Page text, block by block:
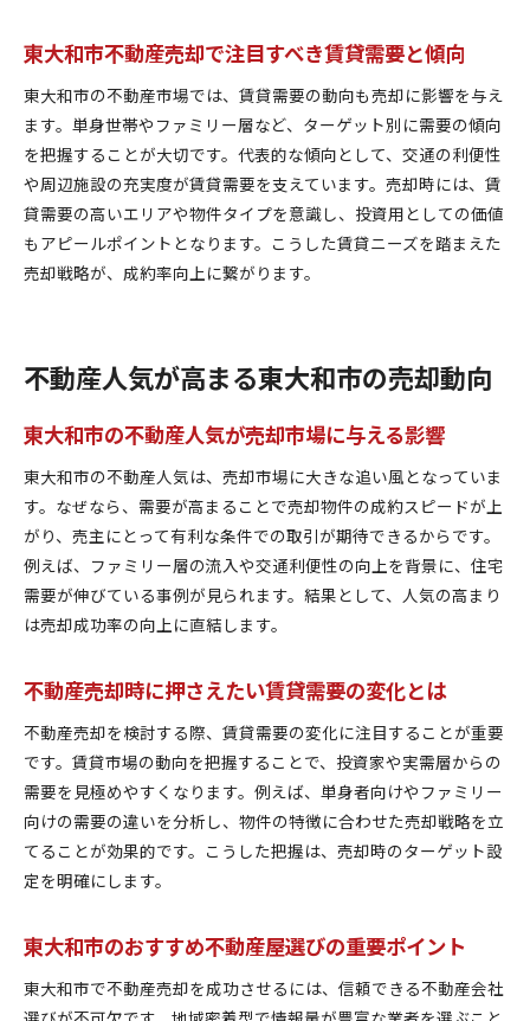
東大和市で注目の不動産屋おすすめ活用術
賃貸需要の変化と不動産売却の成功法則
不動産売却で高評価を得るための準備ポイント
口コミやランキングを活用した売却戦略の立て方
東大和市の不動産売却なら今がチャンスな理由
東大和市不動産売却で注目すべき賃貸需要と傾向
東大和市の不動産市場では、賃貸需要の動向も売却に影響を与え
ます。単身世帯やファミリー層など、ターゲット別に需要の傾向
を把握することが大切です。代表的な傾向として、交通の利便性
や周辺施設の充実度が賃貸需要を支えています。売却時には、賃
貸需要の高いエリアや物件タイプを意識し、投資用としての価値
もアピールポイントとなります。こうした賃貸ニーズを踏まえた
売却戦略が、成約率向上に繋がります。
不動産人気が高まる東大和市の売却動向
東大和市の不動産人気が売却市場に与える影響
東大和市の不動産人気は、売却市場に大きな追い風となっていま
す。なぜなら、需要が高まることで売却物件の成約スピードが上
がり、売主にとって有利な条件での取引が期待できるからです。
例えば、ファミリー層の流入や交通利便性の向上を背景に、住宅
需要が伸びている事例が見られます。結果として、人気の高まり
は売却成功率の向上に直結します。
不動産売却時に押さえたい賃貸需要の変化とは
不動産売却を検討する際、賃貸需要の変化に注目することが重要
です。賃貸市場の動向を把握することで、投資家や実需層からの
需要を見極めやすくなります。例えば、単身者向けやファミリー
向けの需要の違いを分析し、物件の特徴に合わせた売却戦略を立
てることが効果的です。こうした把握は、売却時のターゲット設
定を明確にします。
東大和市のおすすめ不動産屋選びの重要ポイント
東大和市で不動産売却を成功させるには、信頼できる不動産会社